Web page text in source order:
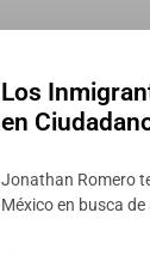
Los
en
Jonathan Romero
México en busca